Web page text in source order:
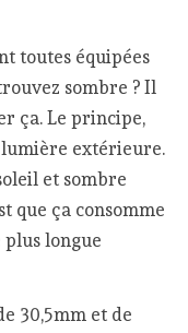
toutes équipées
sombre ? Il
ça. Le principe,
lumière extérieure.
et sombre
que ça consomme
plus longue
30,5mm et de